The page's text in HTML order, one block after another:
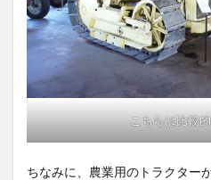
こちらは比較
ちなみに、農業用のトラクター